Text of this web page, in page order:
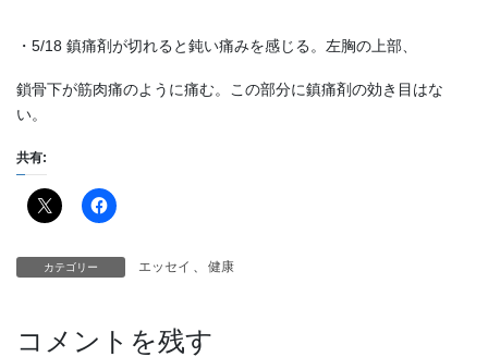
・5/18 鎮痛剤が切れると鈍い痛みを感じる。左胸の上部、
鎖骨下が筋肉痛のように痛む。この部分に鎮痛剤の効き目はな
い。
共有:
カテゴリー エッセイ 健康
コメントを残す